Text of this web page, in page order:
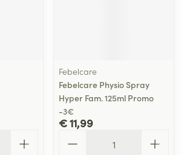
Febelcare
Febelcare Physio Spray
Hyper Fam. 125ml Promo
-3€
€ 11,99